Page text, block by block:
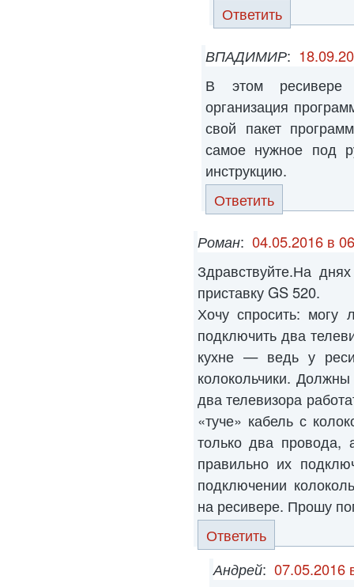
Ответить
ВПАДИМИР:
В этом ресивере
организация
свой пакет
самое нужное под
инструкцию.
Ответить
Роман: 04.05.2016 в
Здравствуйте.На
приставку GS 520.
Хочу спросить:
подключить два
кухне — ведь у
колокольчики.
два телевизора
«туче» кабель с
только два
правильно их
подключении
на ресивере. Прошу
Ответить
Андрей: 07.05.2016